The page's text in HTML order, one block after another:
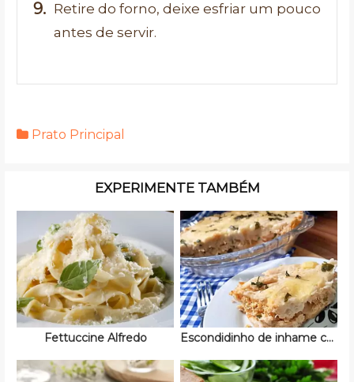
Retire do forno, deixe esfriar um pouco
antes de servir.
Prato Principal
EXPERIMENTE TAMBÉM
Fettuccine Alfredo Escondidinho de inhame com frango